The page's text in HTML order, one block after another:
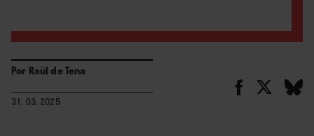
Por Raül de Tena
31. 03. 2025